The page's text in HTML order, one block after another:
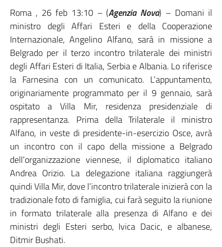
Roma , 26 feb 13:10 – (Agenzia Nova) – Domani il
ministro degli Affari Esteri e della Cooperazione
Internazionale, Angelino Alfano, sarà in missione a
Belgrado per il terzo incontro trilaterale dei ministri
degli Affari Esteri di Italia, Serbia e Albania. Lo riferisce
la Farnesina con un comunicato. L’appuntamento,
originariamente programmato per il 9 gennaio, sarà
ospitato a Villa Mir, residenza presidenziale di
rappresentanza. Prima della Trilaterale il ministro
Alfano, in veste di presidente-in-esercizio Osce, avrà
un incontro con il capo della missione a Belgrado
dell’organizzazione viennese, il diplomatico italiano
Andrea Orizio. La delegazione italiana raggiungerà
quindi Villa Mir, dove l’incontro trilaterale inizierà con la
tradizionale foto di famiglia, cui farà seguito la riunione
in formato trilaterale alla presenza di Alfano e dei
ministri degli Esteri serbo, Ivica Dacic, e albanese,
Ditmir Bushati.